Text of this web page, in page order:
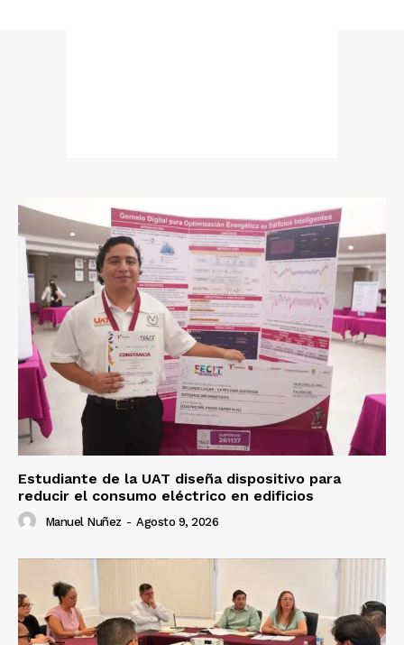
Estudiante de la UAT diseña dispositivo para
reducir el consumo eléctrico en edificios
Manuel Nuñez - Agosto 9, 2026